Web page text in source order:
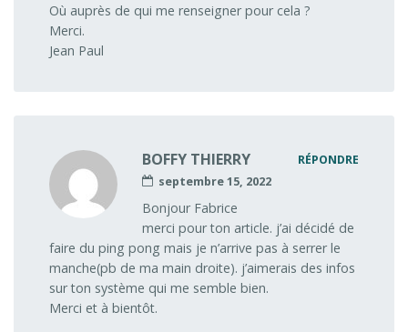
Où auprès de qui me renseigner pour cela ?
Merci.
Jean Paul
RÉPONDRE
BOFFY THIERRY
septembre 15, 2022
Bonjour Fabrice
merci pour ton article. j’ai décidé de
faire du ping pong mais je n’arrive pas à serrer le
manche(pb de ma main droite). j’aimerais des infos
sur ton système qui me semble bien.
Merci et à bientôt.